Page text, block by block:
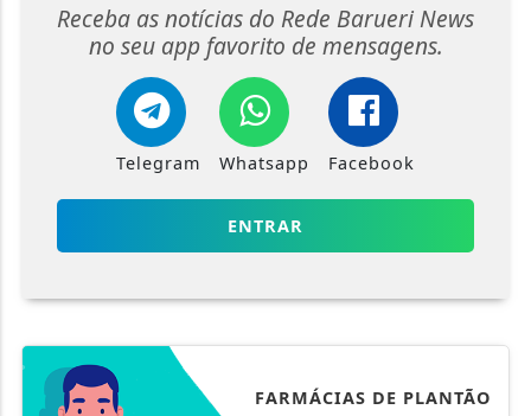
Receba as notícias do Rede Barueri News
no seu app favorito de mensagens.
Telegram Whatsapp Facebook
ENTRAR
FARMÁCIAS DE PLANTÃO